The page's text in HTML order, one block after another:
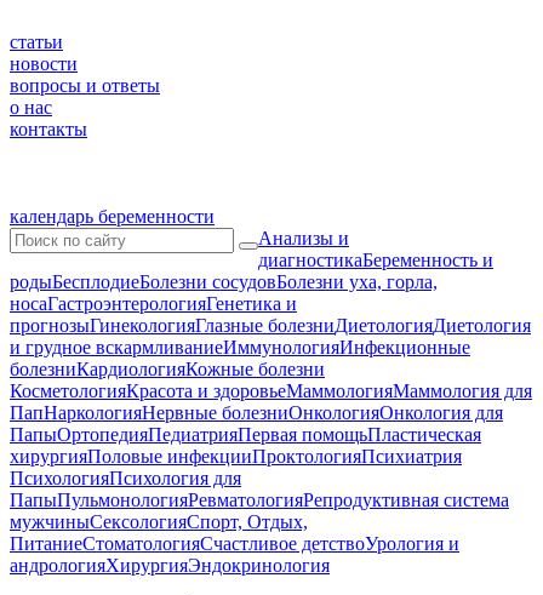
статьи
новости
вопросы и ответы
о нас
контакты
календарь беременности
Анализы и
диагностикаБеременность и
родыБесплодиеБолезни сосудовБолезни уха, горла,
носаГастроэнтерологияГенетика и
прогнозыГинекологияГлазные болезниДиетологияДиетология
и грудное вскармливаниеИммунологияИнфекционные
болезниКардиологияКожные болезни
КосметологияКрасота и здоровьеМаммологияМаммология для
ПапНаркологияНервные болезниОнкологияОнкология для
ПапыОртопедияПедиатрияПервая помощьПластическая
хирургияПоловые инфекцииПроктологияПсихиатрия
ПсихологияПсихология для
ПапыПульмонологияРевматологияРепродуктивная система
мужчиныСексологияСпорт, Отдых,
ПитаниеСтоматологияСчастливое детствоУрология и
андрологияХирургияЭндокринология